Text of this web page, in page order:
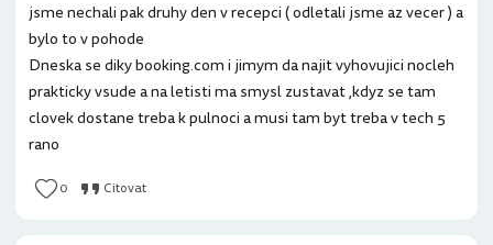
jsme nechali pak druhy den v recepci ( odletali jsme az vecer ) a
bylo to v pohode
Dneska se diky booking.com i jimym da najit vyhovujici nocleh
prakticky vsude a na letisti ma smysl zustavat ,kdyz se tam
clovek dostane treba k pulnoci a musi tam byt treba v tech 5
rano
0 Citovat